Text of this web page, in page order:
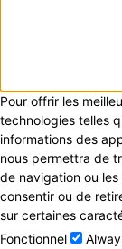
Pour offrir les
technologies telles
informations des
nous permettra de
de navigation ou
consentir ou de
sur certaines
Fonctionnel